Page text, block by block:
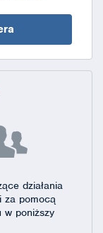
działania
za pomocą
poniższy